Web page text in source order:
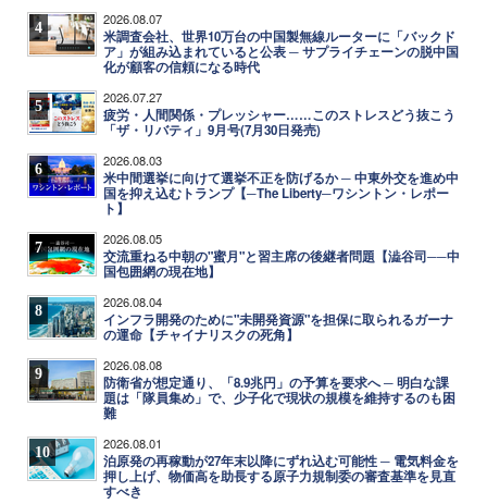
4 2026.08.07
米調査会社、世界10万台の中国製無線ルーターに「バックド
ア」が組み込まれていると公表 ─ サプライチェーンの脱中国
化が顧客の信頼になる時代
5 2026.07.27
疲労・人間関係・プレッシャー……このストレスどう抜こう
「ザ・リバティ」9月号(7月30日発売)
6 2026.08.03
米中間選挙に向けて選挙不正を防げるか ─ 中東外交を進め中
国を抑え込むトランプ【─The Liberty─ワシントン・レポー
ト】
7 2026.08.05
交流重ねる中朝の"蜜月"と習主席の後継者問題【澁谷司──中
国包囲網の現在地】
8 2026.08.04
インフラ開発のために"未開発資源"を担保に取られるガーナ
の運命【チャイナリスクの死角】
9 2026.08.08
防衛省が想定通り、「8.9兆円」の予算を要求へ ─ 明白な課
題は「隊員集め」で、少子化で現状の規模を維持するのも困
難
10 2026.08.01
泊原発の再稼動が27年末以降にずれ込む可能性 ─ 電気料金を
押し上げ、物価高を助長する原子力規制委の審査基準を見直
すべき